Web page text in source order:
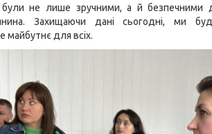
були не лише зручними, а й безпечними
Захищаючи дані сьогодні, ми
майбутнє для всіх.